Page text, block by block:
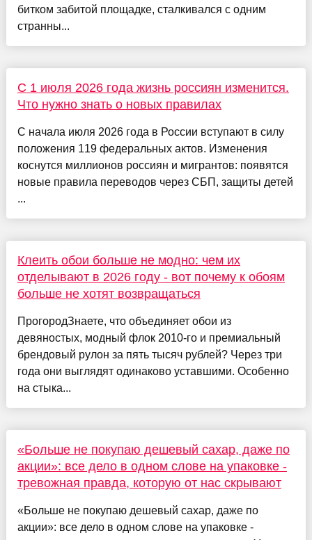
битком забитой площадке, сталкивался с одним
странны...
С 1 июля 2026 года жизнь россиян изменится.
Что нужно знать о новых правилах
С начала июля 2026 года в России вступают в силу
положения 119 федеральных актов. Изменения
коснутся миллионов россиян и мигрантов: появятся
новые правила переводов через СБП, защиты детей
...
Клеить обои больше не модно: чем их
отделывают в 2026 году - вот почему к обоям
больше не хотят возвращаться
ПрогородЗнаете, что объединяет обои из
девяностых, модный флок 2010-го и премиальный
брендовый рулон за пять тысяч рублей? Через три
года они выглядят одинаково уставшими. Особенно
на стыка...
«Больше не покупаю дешевый сахар, даже по
акции»: все дело в одном слове на упаковке -
тревожная правда, которую от нас скрывают
«Больше не покупаю дешевый сахар, даже по
акции»: все дело в одном слове на упаковке -